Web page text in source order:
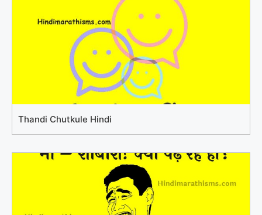
Thandi Chutkule Hindi